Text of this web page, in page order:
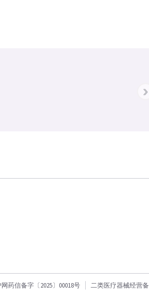
›
药信备字〔2025〕00018号
二类医疗器械经营备